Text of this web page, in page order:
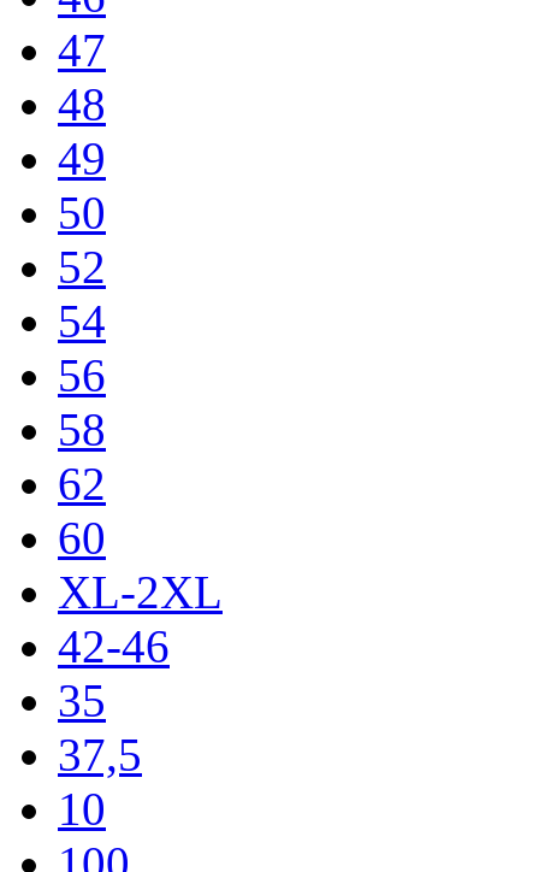
47
48
49
50
52
54
56
58
62
60
XL-2XL
42-46
35
37,5
10